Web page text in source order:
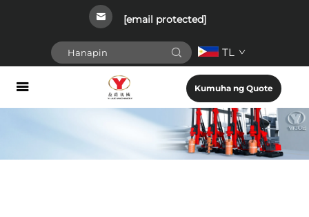
[email protected]
TL
Kumuha ng Quote